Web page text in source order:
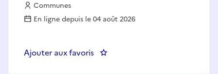
Employeur :
Communes
En ligne depuis le 04 août 2026
Ajouter aux favoris : Gestionnaire Recettes F/H -